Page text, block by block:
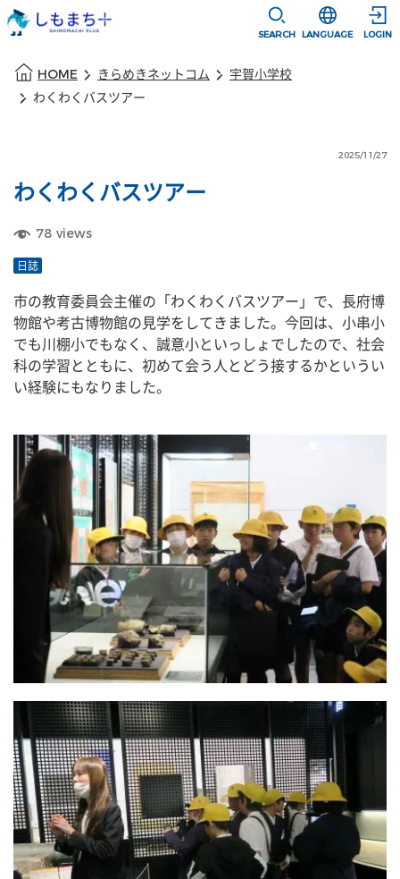
SEARCH
選択すると言
LANGUAGE LOGIN
HOME きらめきネットコム
宇賀小学校
わくわくバスツアー
2025/11/27
わくわくバスツアー
78 views
日誌
市の教育委員会主催の「わくわくバスツアー」で、長府博
物館や考古博物館の見学をしてきました。今回は、小串小
でも川棚小でもなく、誠意小といっしょでしたので、社会
科の学習とともに、初めて会う人とどう接するかというい
い経験にもなりました。